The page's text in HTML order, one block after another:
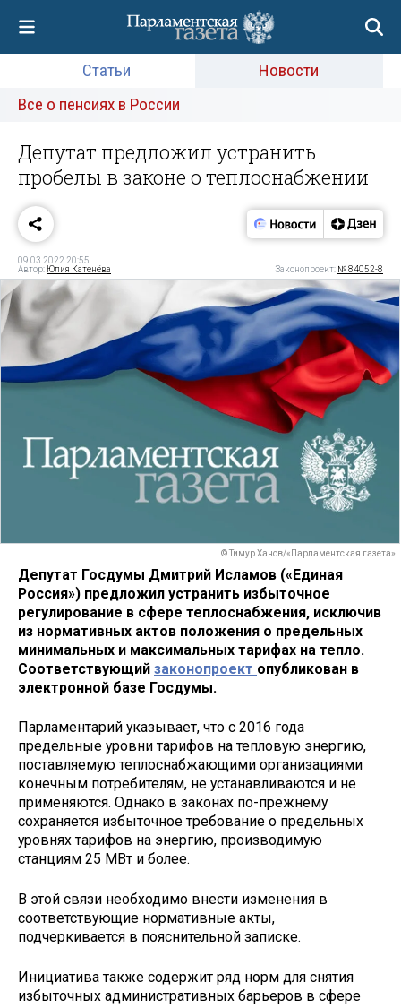
Статьи
Новости
Все о пенсиях в России
Депутат предложил устранить
пробелы в законе о теплоснабжении
09.03.2022 20:55
Автор: Юлия Катенёва Законопроект: № 84052-8
© Тимур Ханов/«Парламентская газета»
Депутат Госдумы Дмитрий Исламов («Единая
Россия») предложил устранить избыточное
регулирование в сфере теплоснабжения, исключив
из нормативных актов положения о предельных
минимальных и максимальных тарифах на тепло.
Соответствующий законопроект опубликован в
электронной базе Госдумы.
Парламентарий указывает, что с 2016 года
предельные уровни тарифов на тепловую энергию,
поставляемую теплоснабжающими организациями
конечным потребителям, не устанавливаются и не
применяются. Однако в законах по-прежнему
сохраняется избыточное требование о предельных
уровнях тарифов на энергию, производимую
станциям 25 МВт и более.
В этой связи необходимо внести изменения в
соответствующие нормативные акты,
подчеркивается в пояснительной записке.
Инициатива также содержит ряд норм для снятия
избыточных административных барьеров в сфере